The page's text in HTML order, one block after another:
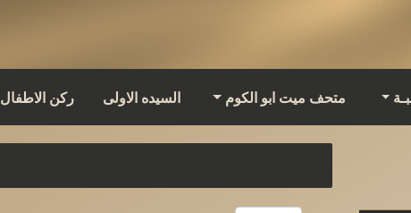
متحف ميت ابو الكوم السيده الاولى ركن الاطفال